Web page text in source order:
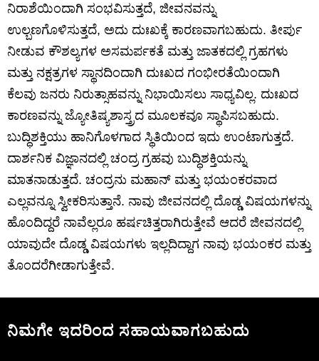
ನಿರಾಶೆಯಿಂದಾಗಿ ಸಂಭವಿಸುತ್ತದೆ, ಜೀವನವನ್ನು
ಉಲ್ಬಣಗೊಳಿಸುತ್ತದೆ, ಅದು ದುಃಖಕ್ಕೆ ಕಾರಣವಾಗಬಹುದು. ತೀರ್ಪು
ನೀಡುವ ಕೌಶಲ್ಯಗಳ ಅಸಮರ್ಪಕತೆ ಮತ್ತು ಜಾತಕದಲ್ಲಿ ಗ್ರಹಗಳು
ಮತ್ತು ನಕ್ಷತ್ರಗಳ ಸ್ಥಾನದಿಂದಾಗಿ ದುಃಖದ ಗಂಭೀರತೆಯಿಂದಾಗಿ
ಕೆಲವು ಜನರು ನಿರುತ್ಸಾಹವನ್ನು ನಿಭಾಯಿಸಲು ಸಾಧ್ಯವಿಲ್ಲ. ದುಃಖದ
ಕಾರಣವನ್ನು ಜ್ಯೋತಿಷ್ಯಶಾಸ್ತ್ರದ ಮೂಲಕವೂ ಸ್ಥಾಪಿಸಬಹುದು.
ಬುದ್ಧಿಶಕ್ತಿಯು ಹಾನಿಗೊಳಗಾದ ಸ್ಥಿತಿಯಿಂದ ಇದು ಉಂಟಾಗುತ್ತದೆ.
ದಾರ್ಶನಿಕ ವಿಜ್ಞಾನದಲ್ಲಿ ಚಂದ್ರ ಗ್ರಹವು ಬುದ್ಧಿಶಕ್ತಿಯನ್ನು
ಮಾತನಾಡುತ್ತದೆ. ಚಂದ್ರನು ಮಹಾನ್ ಮತ್ತು ಭಯಂಕರವಾದ
ಎಲ್ಲವನ್ನೂ ಸ್ವೀಕರಿಸುತ್ತಾನೆ. ನಾವು ಜೀವನದಲ್ಲಿ ದೊಡ್ಡ ವಿಷಯಗಳನ್ನು
ಹೊಂದಿದ್ದರೆ ನಾವೆಲ್ಲರೂ ಹರ್ಷಚಿತ್ತರಾಗಿರುತ್ತೇವೆ ಆದರೆ ಜೀವನದಲ್ಲಿ
ಯಾವುದೇ ದೊಡ್ಡ ವಿಷಯಗಳು ಇಲ್ಲದಿದ್ದಾಗ ನಾವು ಭಯಂಕರ ಮತ್ತು
ತೊಂದರೆಗೀಡಾಗುತ್ತೇವೆ.
ನಿಮಗೇ ಇದರಿಂದ ಸಹಾಯವಾಗಬಹುದು